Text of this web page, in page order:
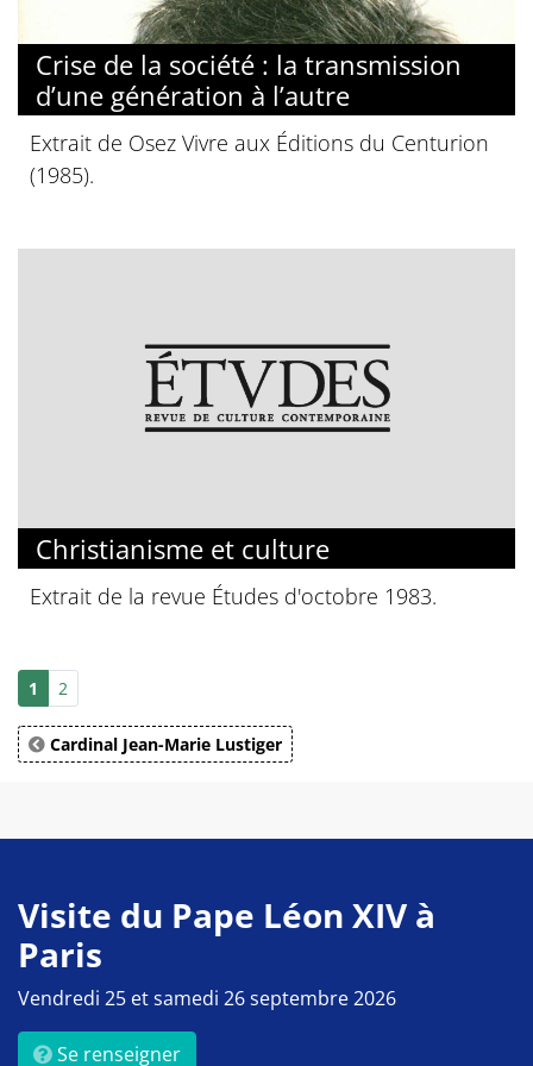
Crise de la société : la transmission
d’une génération à l’autre
Extrait de Osez Vivre aux Éditions du Centurion
(1985).
Christianisme et culture
Extrait de la revue Études d'octobre 1983.
1 2
Cardinal Jean-Marie Lustiger
Visite du Pape Léon XIV à
Paris
Vendredi 25 et samedi 26 septembre 2026
Se renseigner